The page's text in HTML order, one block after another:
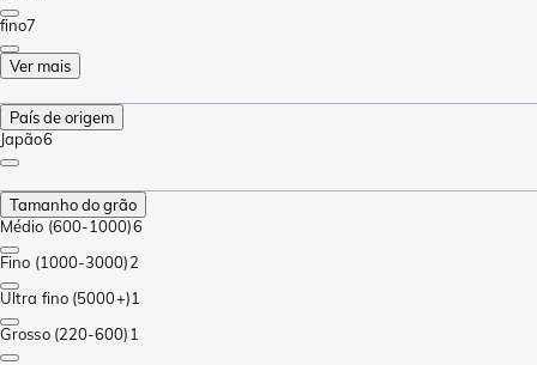
fino7
Ver mais
País de origem
Japão6
Tamanho do grão
Médio (600-1000)6
Fino (1000-3000)2
Ultra fino (5000+)1
Grosso (220-600)1